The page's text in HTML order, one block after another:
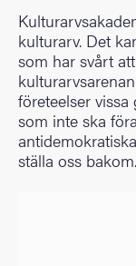
kulturarv. Det
som har svårt
företeelser
som inte ska
ställa oss